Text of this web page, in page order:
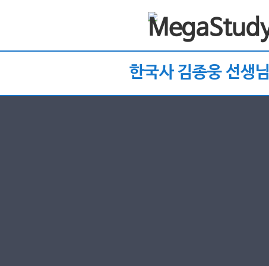
한국사 김종웅 선생님